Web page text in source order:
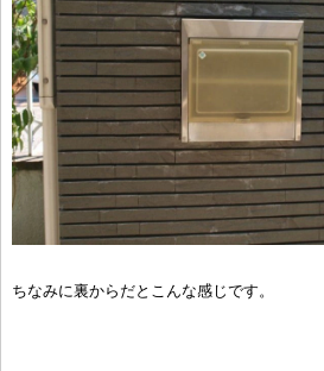
ちなみに裏からだとこんな感じです。